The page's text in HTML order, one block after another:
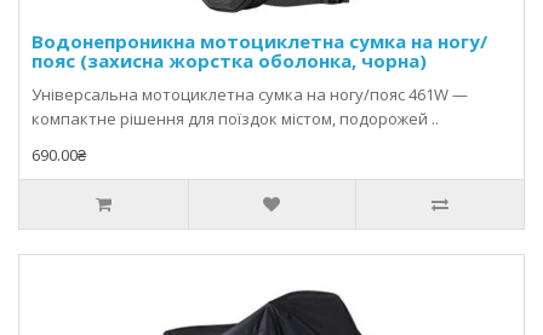
Водонепроникна мотоциклетна сумка на ногу/
пояс (захисна жорстка оболонка, чорна)
Універсальна мотоциклетна сумка на ногу/пояс 461W —
компактне рішення для поїздок містом, подорожей ..
690.00₴